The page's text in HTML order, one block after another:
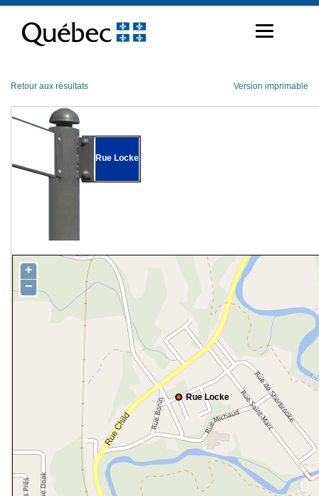
contenu
Retour aux résultats Version imprimable
Rue Locke
Rue Locke
+
−